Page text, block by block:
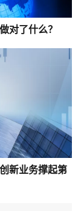
对了什么？
新业务撑起第